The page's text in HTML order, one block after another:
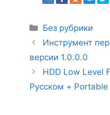
Рубрики
Без рубрики
Инструмент
версии 1.0.0.0
HDD Low Level
Русском +